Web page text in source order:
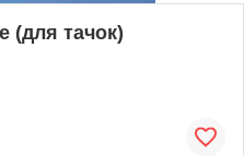
(для тачок)